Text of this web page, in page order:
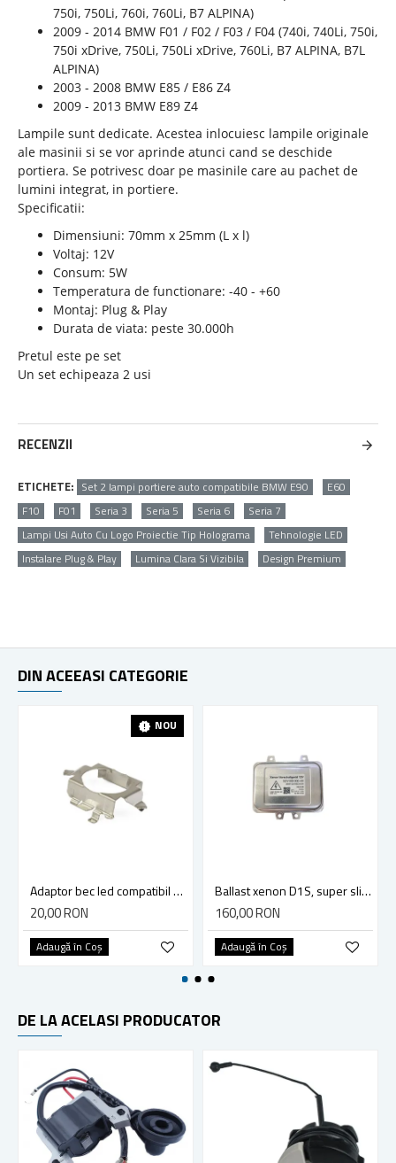
750i, 750Li, 760i, 760Li, B7 ALPINA)
2009 - 2014 BMW F01 / F02 / F03 / F04 (740i, 740Li, 750i,
750i xDrive, 750Li, 750Li xDrive, 760Li, B7 ALPINA, B7L
ALPINA)
2003 - 2008 BMW E85 / E86 Z4
2009 - 2013 BMW E89 Z4
Lampile sunt dedicate. Acestea inlocuiesc lampile originale
ale masinii si se vor aprinde atunci cand se deschide
portiera. Se potrivesc doar pe masinile care au pachet de
lumini integrat, in portiere.
Specificatii:
Dimensiuni: 70mm x 25mm (L x l)
Voltaj: 12V
Consum: 5W
Temperatura de functionare: -40 - +60
Montaj: Plug & Play
Durata de viata: peste 30.000h
Pretul este pe set
Un set echipeaza 2 usi
RECENZII
ETICHETE: Set 2 lampi portiere auto compatibile BMW E90
E60
F10
F01 Seria 3 Seria 5 Seria 6
Seria 7
Lampi Usi Auto Cu Logo Proiectie Tip Holograma
Tehnologie LED
Instalare Plug & Play
Lumina Clara Si Vizibila Design Premium
DIN ACEEASI CATEGORIE
NOU
Adaptor bec led compatibil Mercedes, Skoda, Opel, Volkswagen
20,00 RON
Adaugă în Coş
Ballast xenon D1S, super slim, 12v, 35w, compatibil Volkswagen, Mercedes, Bmw, Jaguar, Cadillac
160,00 RON
Adaugă în Coş
DE LA ACELASI PRODUCATOR